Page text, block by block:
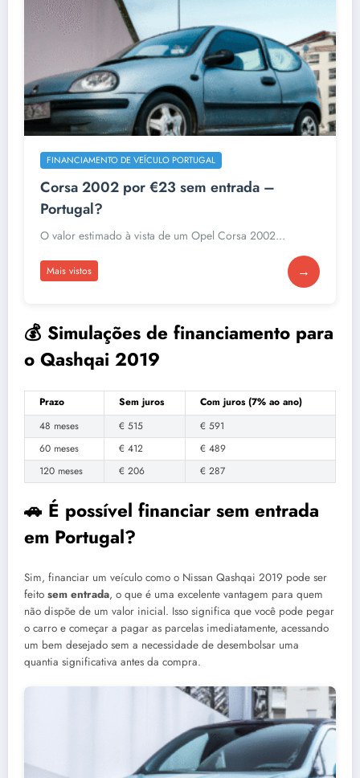
FINANCIAMENTO DE VEÍCULO PORTUGAL
Corsa 2002 por €23 sem entrada –
Portugal?
O valor estimado à vista de um Opel Corsa 2002...
Mais vistos →
💰 Simulações de financiamento para
o Qashqai 2019
Prazo Sem juros
Com juros (7% ao ano)
48 meses
€ 515
€ 591
60 meses
€ 412
€ 489
120 meses
€ 206 € 287
🚗 É possível financiar sem entrada
em Portugal?
Sim, financiar um veículo como o Nissan Qashqai 2019 pode ser
feito sem entrada, o que é uma excelente vantagem para quem
não dispõe de um valor inicial. Isso significa que você pode pegar
o carro e começar a pagar as parcelas imediatamente, acessando
um bem desejado sem a necessidade de desembolsar uma
quantia significativa antes da compra.